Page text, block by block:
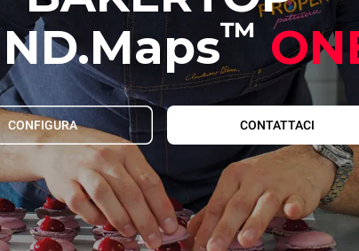
™
CONFIGURA CONTATTACI